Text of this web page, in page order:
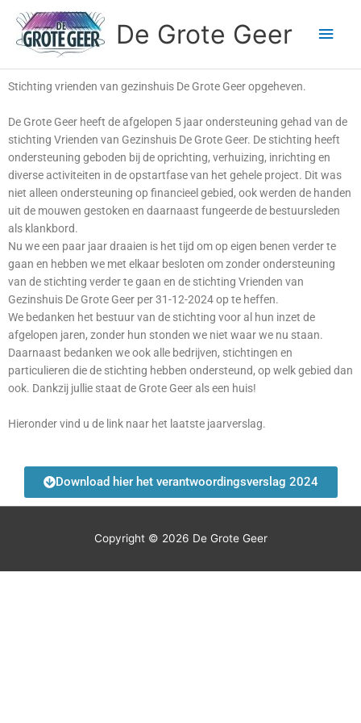
naar
De Grote Geer
Stichting vrienden van gezinshuis De Grote Geer opgeheven.
De Grote Geer heeft de afgelopen 5 jaar ondersteuning gehad van de
stichting Vrienden van Gezinshuis De Grote Geer. De stichting heeft
ondersteuning geboden bij de oprichting, verhuizing, inrichting en
diverse activiteiten in de opstartfase van het gehele project. Dit was
niet alleen ondersteuning op financieel gebied, ook werden de handen
uit de mouwen gestoken en daarnaast fungeerde de bestuursleden
als klankbord.
Nu we een paar jaar draaien is het tijd om op eigen benen verder te
gaan en hebben we met elkaar besloten om zonder ondersteuning
van de stichting verder te gaan en de stichting Vrienden van
Gezinshuis De Grote Geer per 31-12-2024 op te heffen.
We bedanken het bestuur van de stichting voor al hun inzet de
afgelopen jaren, zonder hun stonden we niet waar we nu staan.
Daarnaast bedanken we ook alle bedrijven, stichtingen en
particulieren die de stichting hebben ondersteund, op welk gebied dan
ook. Dankzij jullie staat de Grote Geer als een huis!
Hieronder vind u de link naar het laatste jaarverslag.
Download hier het verantwoordingsverslag 2024
Copyright © 2026 De Grote Geer